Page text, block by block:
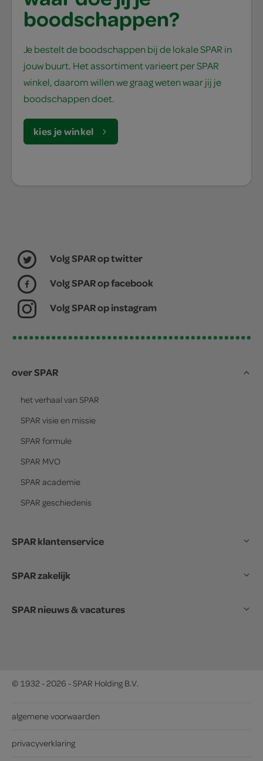
boodschappen?
Je bestelt de boodschappen bij de lokale SPAR in
jouw buurt. Het assortiment varieert per SPAR
winkel, daarom willen we graag weten waar jij je
boodschappen doet.
kies je winkel
Volg SPAR op twitter
Volg SPAR op facebook
Volg SPAR op instagram
over SPAR
het verhaal van SPAR
SPAR visie en missie
SPAR formule
SPAR MVO
SPAR academie
SPAR geschiedenis
SPAR klantenservice
SPAR zakelijk
SPAR nieuws & vacatures
© 1932 - 2026 - SPAR Holding B.V.
algemene voorwaarden
privacyverklaring